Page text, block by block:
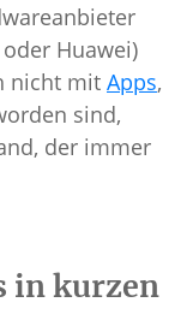
Huawei)
nicht mit Apps,
sind,
der immer
in kurzen